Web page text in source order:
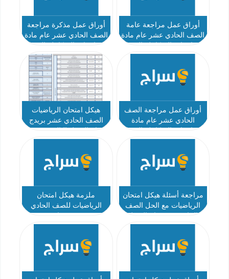
أوراق عمل مراجعة عامة
الصف الحادي عشر عام مادة
الثالث
أوراق عمل مذكرة مراجعة
الصف الحادي عشر عام مادة
الثالث
أوراق عمل مراجعة الصف
الحادي عشر عام مادة
الثالث
هيكل امتحان الرياضيات
الصف الحادي عشر بريدج
2024
مراجعة أسئلة هيكل امتحان
الرياضيات مع الحل الصف
الثالث
ملزمة هيكل امتحان
الرياضيات للصف الحادي